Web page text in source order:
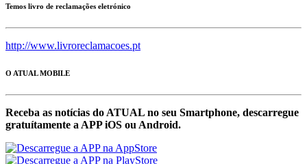
Temos livro de reclamações eletrónico
http://www.livroreclamacoes.pt
O ATUAL MOBILE
Receba as notícias do ATUAL no seu Smartphone, descarregue
gratuítamente a APP iOS ou Android.